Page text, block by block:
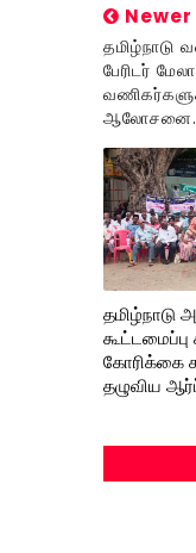
தமிழ்நாடு
பேரிடர்
ஆலோசனை.
தமிழ்நாடு
கோரிக்கை
தழுவிய